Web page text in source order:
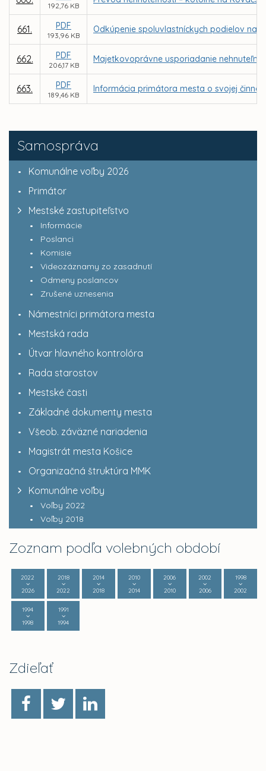
Samospráva
Komunálne voľby 2026
Primátor
Mestské zastupiteľstvo
Informácie
Poslanci
Komisie
Videozáznamy zo zasadnutí
Odmeny poslancov
Zrušené uznesenia
Námestníci primátora mesta
Mestská rada
Útvar hlavného kontrolóra
Rada starostov
Mestské časti
Základné dokumenty mesta
Všeob. záväzné nariadenia
Magistrát mesta Košice
Organizačná štruktúra MMK
Komunálne voľby
Voľby 2022
Voľby 2018
Zoznam podľa volebných období
2022
2026
2018
2022
2014
2018
2010
2014
2006
2010
2002
2006
1998
2002
1994
1998
1991
1994
Zdieľať
192,76 KB
661. PDF
193,96 KB
Odkúpenie spoluvlastníckych podielov na
662. PDF
206,17 KB
Majetkovoprávne usporiadanie
663. PDF
189,46 KB
Informácia primátora mesta o svojej